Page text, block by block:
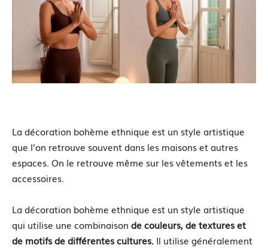
La décoration bohème ethnique est un style artistique
que l’on retrouve souvent dans les maisons et autres
espaces. On le retrouve même sur les vêtements et les
accessoires.
La décoration bohème ethnique est un style artistique
qui utilise une combinaison de couleurs, de textures et
de motifs de différentes cultures. Il utilise généralement